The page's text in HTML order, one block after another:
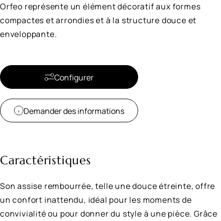
Orfeo représente un élément décoratif aux formes
compactes et arrondies et à la structure douce et
enveloppante.
Configurer
Demander des informations
Caractéristiques
Son assise rembourrée, telle une douce étreinte, offre
un confort inattendu, idéal pour les moments de
convivialité ou pour donner du style à une pièce. Grâce